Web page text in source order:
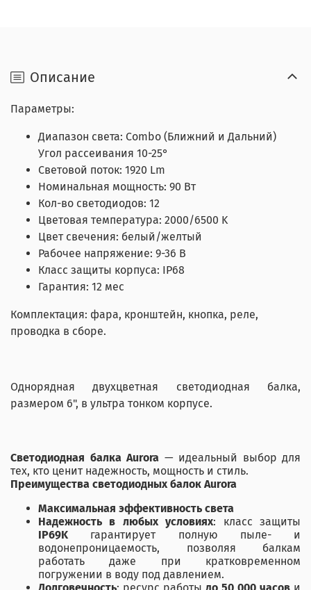
Описание
Параметры:
Диапазон света: Combo (Ближний и Дальний)
Угол рассеивания 10-25°
Световой поток: 1920 Lm
Номинальная мощность: 90 Вт
Кол-во светодиодов: 12
Цветовая температура: 2000/6500 K
Цвет свечения: белый/желтый
Рабочее напряжение: 9-36 В
Класс защиты корпуса: IP68
Гарантия: 12 мес
Комплектация: фара, кронштейн, кнопка, реле,
проводка в сборе.
Однорядная двухцветная светодиодная балка,
размером 6", в ультра тонком корпусе.
Светодиодная балка Aurora — идеальный выбор для
тех, кто ценит надежность, мощность и стиль.
Преимущества светодиодных балок Aurora
Максимальная эффективность света
Надежность в любых условиях: класс защиты
IP69K гарантирует полную пыле- и
водонепроницаемость, позволяя балкам
работать даже при кратковременном
погружении в воду под давлением.